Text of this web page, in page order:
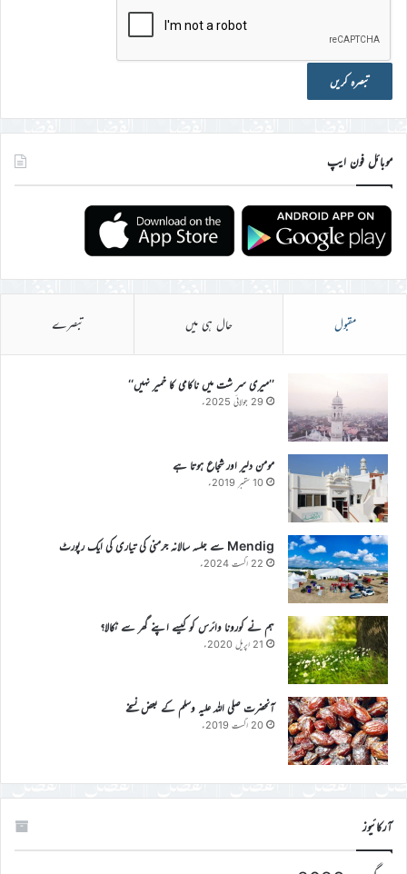
موبائل فون ایپ
مقبول حال ہی میں تبصرے
’’میری سر شت میں ناکامی کا خمیر نہیں‘‘
29 جولائی 2025ء
مومن دلیر اور شجاع ہوتا ہے
10 ستمبر 2019ء
Mendig سے جلسہ سالانہ جرمنی کی تیاری کی ایک رپورٹ
22 اگست 2024ء
ہم نے کورونا وائرس کو کیسے اپنے گھر سے نکالا؟
21 اپریل 2020ء
آنحضرت صلی اللہ علیہ وسلم کے بعض نسخے
20 اگست 2019ء
آرکائیوز